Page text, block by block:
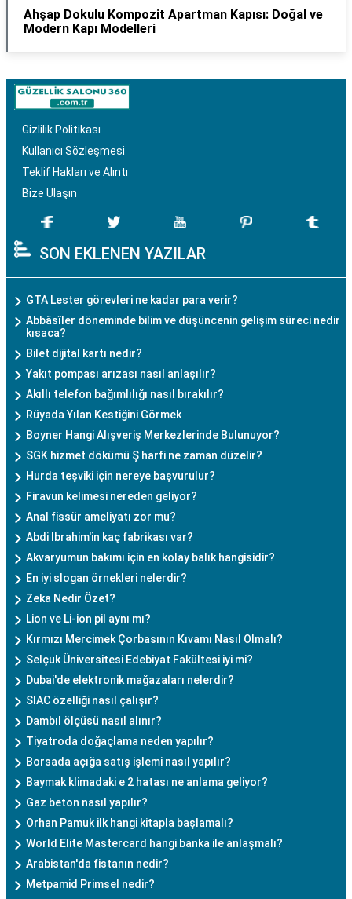
Ahşap Dokulu Kompozit Apartman Kapısı: Doğal ve
Modern Kapı Modelleri
Gizlilik Politikası
Kullanıcı Sözleşmesi
Teklif Hakları ve Alıntı
Bize Ulaşın
SON EKLENEN YAZILAR
GTA Lester görevleri ne kadar para verir?
Abbâsîler döneminde bilim ve düşüncenin gelişim süreci nedir
kısaca?
Bilet dijital kartı nedir?
Yakıt pompası arızası nasıl anlaşılır?
Akıllı telefon bağımlılığı nasıl bırakılır?
Rüyada Yılan Kestiğini Görmek
Boyner Hangi Alışveriş Merkezlerinde Bulunuyor?
SGK hizmet dökümü Ş harfi ne zaman düzelir?
Hurda teşviki için nereye başvurulur?
Firavun kelimesi nereden geliyor?
Anal fissür ameliyatı zor mu?
Abdi Ibrahim'in kaç fabrikası var?
Akvaryumun bakımı için en kolay balık hangisidir?
En iyi slogan örnekleri nelerdir?
Zeka Nedir Özet?
Lion ve Li-ion pil aynı mı?
Kırmızı Mercimek Çorbasının Kıvamı Nasıl Olmalı?
Selçuk Üniversitesi Edebiyat Fakültesi iyi mi?
Dubai'de elektronik mağazaları nelerdir?
SIAC özelliği nasıl çalışır?
Dambıl ölçüsü nasıl alınır?
Tiyatroda doğaçlama neden yapılır?
Borsada açığa satış işlemi nasıl yapılır?
Baymak klimadaki e 2 hatası ne anlama geliyor?
Gaz beton nasıl yapılır?
Orhan Pamuk ilk hangi kitapla başlamalı?
World Elite Mastercard hangi banka ile anlaşmalı?
Arabistan'da fistanın nedir?
Metpamid Primsel nedir?